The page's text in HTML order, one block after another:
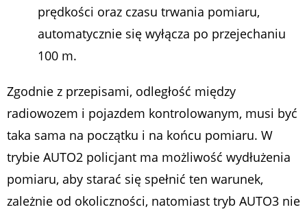
prędkości oraz czasu trwania pomiaru,
automatycznie się wyłącza po przejechaniu
100 m.
Zgodnie z przepisami, odległość między
radiowozem i pojazdem kontrolowanym, musi być
taka sama na początku i na końcu pomiaru. W
trybie AUTO2 policjant ma możliwość wydłużenia
pomiaru, aby starać się spełnić ten warunek,
zależnie od okoliczności, natomiast tryb AUTO3 nie